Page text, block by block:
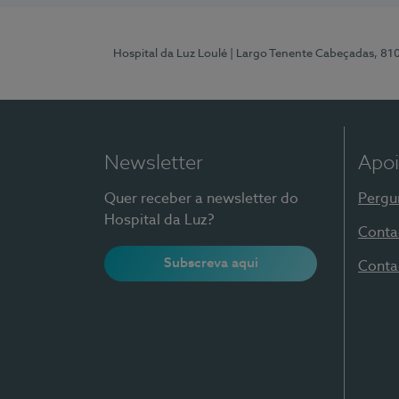
Hospital da Luz Loulé | Largo Tenente Cabeçadas,
Newsletter
Quer receber a newsletter do
Hospital da Luz?
Subscreva aqui